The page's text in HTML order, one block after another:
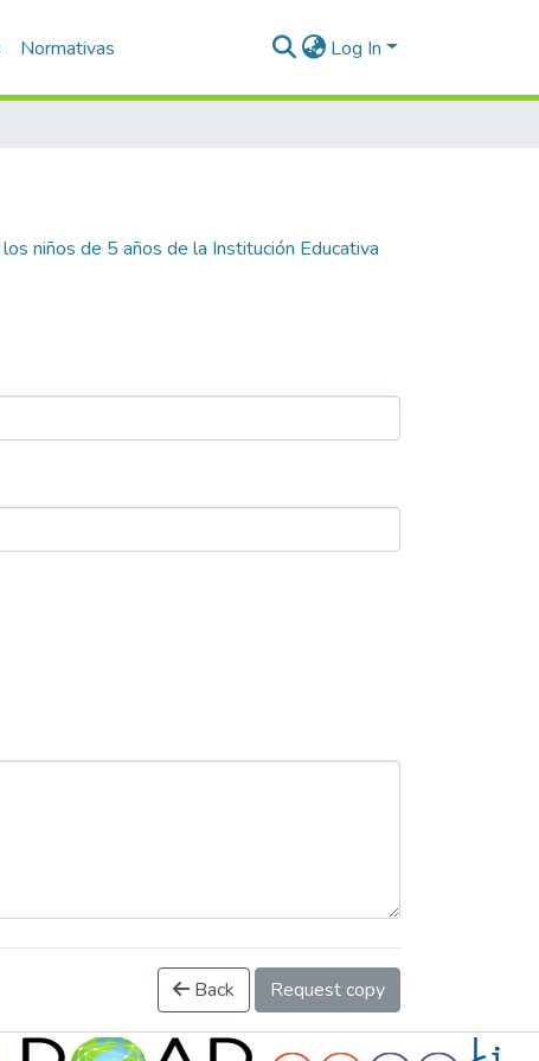
Normativas Log In
niños de 5 años de la Institución Educativa
Back Request copy